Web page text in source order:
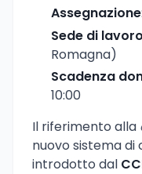
Assegnazione
Sede di lavoro
Romagna)
Scadenza
10:00
Il riferimento alla
nuovo sistema di
introdotto dal